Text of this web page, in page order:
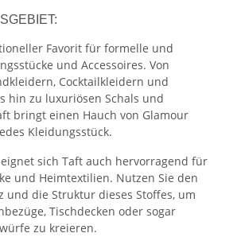
Favorit für formelle und
und Accessoires. Von
Cocktailkleidern und
hin zu luxuriösen Schals und
bringt einen Hauch von Glamour
Kleidungsstück.
sich Taft auch hervorragend für
und Heimtextilien. Nutzen Sie den
und die Struktur dieses Stoffes, um
Tischdecken oder sogar
zu kreieren.